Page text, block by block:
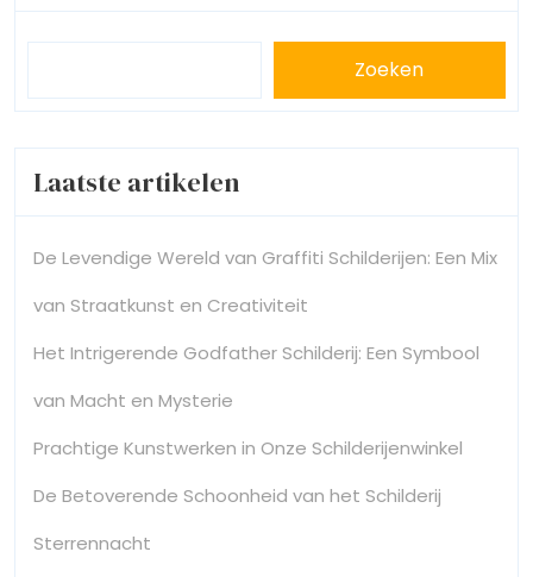
Zoeken
Laatste artikelen
De Levendige Wereld van Graffiti Schilderijen: Een Mix
van Straatkunst en Creativiteit
Het Intrigerende Godfather Schilderij: Een Symbool
van Macht en Mysterie
Prachtige Kunstwerken in Onze Schilderijenwinkel
De Betoverende Schoonheid van het Schilderij
Sterrennacht